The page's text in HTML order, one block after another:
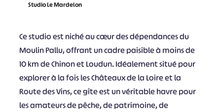
Studio Le Mardelon
Ce studio est niché au cœur des dépendances du
Moulin Pallu, offrant un cadre paisible à moins de
10 km de Chinon et Loudun. Idéalement situé pour
explorer à la fois les Châteaux de la Loire et la
Route des Vins, ce gîte est un véritable havre pour
les amateurs de pêche, de patrimoine, de